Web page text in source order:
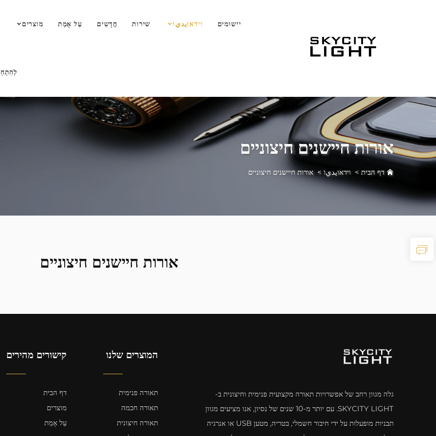
מוצרים עַל אָמַת חֲדָשִים שירות וידאוيديו יישומים
אורות חיישנים חיצוניים
דף הבית > וידאוيديו>אורות חיישנים חיצוניים
אורות חיישנים חיצוניים
גלה מגוון רחב של אפשרויות תאורה מקצועית פנימית וחיצונית ב-
SKYCITY LIGHT. עם יותר מ-10 שנים של נסיון, אנו מציעים מגוון
תבניות מופעלות על ידי חיבור חשמלי, בטריה, מטען USB או אנרגיה
המוצרים שלנו
תאורה פנימית
תאורה חכמה
תאורה חיצונית
קישורים מהירים
דף הבית
מוצרים
עַל אָמַת